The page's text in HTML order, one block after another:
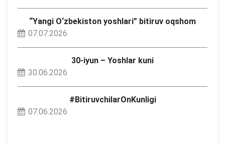
“Yangi O‘zbekiston yoshlari” bitiruv oqshom
07.07.2026
30-iyun – Yoshlar kuni
30.06.2026
#BitiruvchilarOnKunligi
07.06.2026